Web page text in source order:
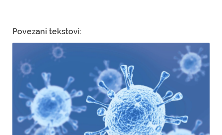
Povezani tekstovi: